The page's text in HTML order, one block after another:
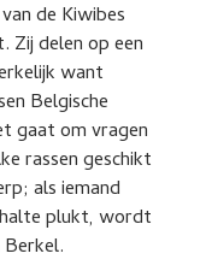
de Kiwibes
Zij delen op een
want
Belgische
gaat om vragen
rassen geschikt
als iemand
plukt, wordt